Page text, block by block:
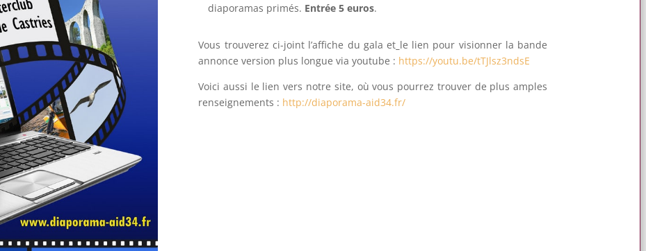
diaporamas primés. Entrée 5 euros.
Vous trouverez ci-joint l’affiche du gala et le lien pour visionner la bande
annonce version plus longue via youtube : https://youtu.be/tTJlsz3ndsE
Voici aussi le lien vers notre site, où vous pourrez trouver de plus amples
renseignements : http://diaporama-aid34.fr/